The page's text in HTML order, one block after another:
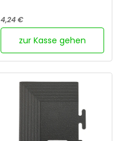
4,24 €
zur Kasse gehen